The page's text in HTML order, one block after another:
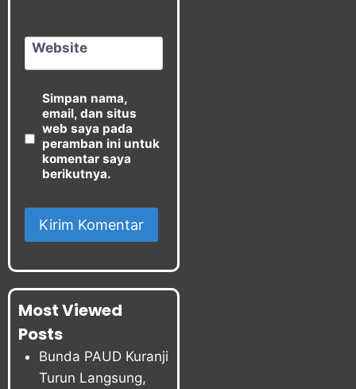
Website
Simpan nama,
email, dan situs
web saya pada
peramban ini untuk
komentar saya
berikutnya.
Most Viewed
Posts
Bunda PAUD Kuranji
Turun Langsung,